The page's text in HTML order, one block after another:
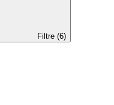
Filtre (6)